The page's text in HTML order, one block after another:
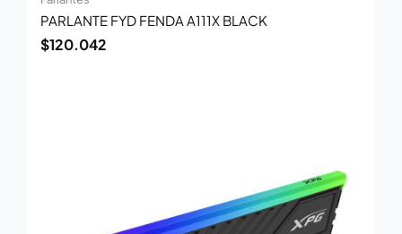
PARLANTE FYD FENDA A111X BLACK
$120.042